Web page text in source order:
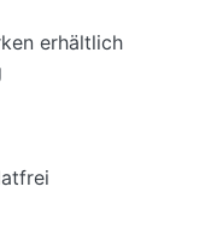
erhältlich